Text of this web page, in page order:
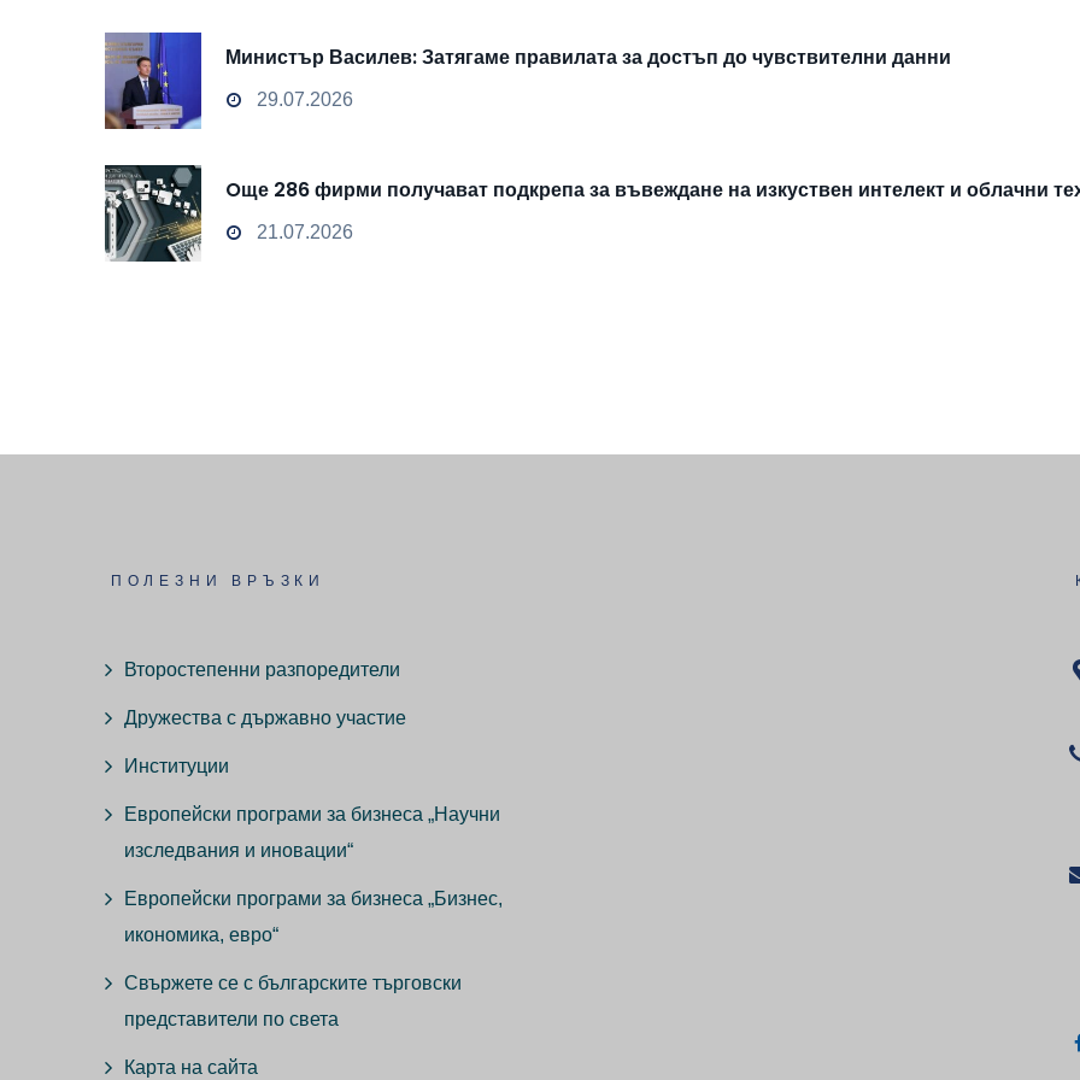
Министър Василев: Затягаме правилата за достъп до чувствителни данни
29.07.2026
Oще 286 фирми получават подкрепа за въвеждане на изкуствен интелект и облачни
21.07.2026
ПОЛЕЗНИ ВРЪЗКИ
Второстепенни разпоредители
Дружества с държавно участие
Институции
Европейски програми за бизнеса „Научни
изследвания и иновации“
Европейски програми за бизнеса „Бизнес,
икономика, евро“
Свържете се с българските търговски
представители по света
Карта на сайта